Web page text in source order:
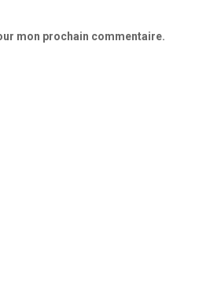
mon prochain commentaire.